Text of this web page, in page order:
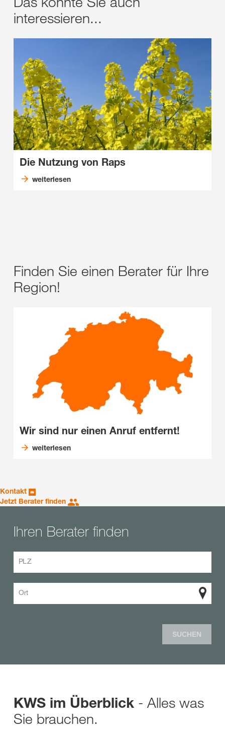
interessieren...
Die Nutzung von Raps
weiterlesen
Finden Sie einen Berater für Ihre
Region!
Wir sind nur einen Anruf entfernt!
weiterlesen
Kontakt
Jetzt Berater finden
Ihren Berater finden
PLZ
Ort
SUCHEN
KWS im Überblick - Alles was
Sie brauchen.